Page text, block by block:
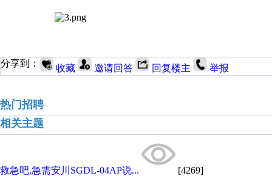
分享到： 收藏 邀请回答 回复楼主 举报
热门招聘
相关主题
救急吧,急需安川SGDL-04AP说... [4269]